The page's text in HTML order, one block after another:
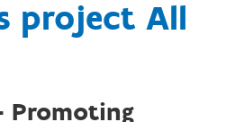
project All
Promoting